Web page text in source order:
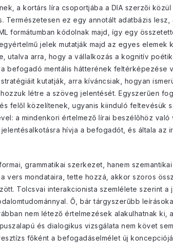
a kortárs líra csoportjába a DIA szerzői
Természetesen ez egy annotált adatbázis
formátumban kódolnak majd, így egy
jelek mutatják majd az egyes elemek
utalva arra, hogy a vállalkozás a kognitív
befogadó mentális hátterének feltérképezése
kutatják, arra kíváncsiak, hogyan
létre a szöveg jelentését. Egyszerűen
felől közelítenek, ugyanis kiinduló feltevésük
a mindenkori értelmező lírai beszélőhöz
hívja a befogadót, és általa az
grammatikai szerkezet, hanem
vers mondataira, tette hozzá, akkor szoros
Tolcsvai interakcionista szemlélete szerint a
Ő, bár tárgyszerűbb
nem létező értelmezések alakulhatnak ki,
és dialogikus vizsgálata nem követ
főként a befogadáselmélet új